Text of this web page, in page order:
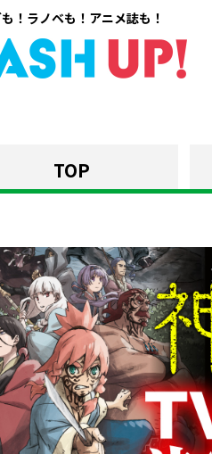
！ラノベも！アニメ誌も！
TOP